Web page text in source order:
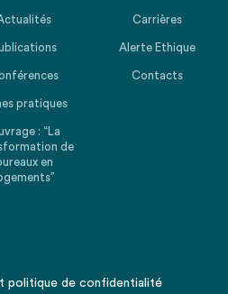
pratiques
: “La
de
en
Carrières
Alerte Ethique
Contacts
politique de confidentialité